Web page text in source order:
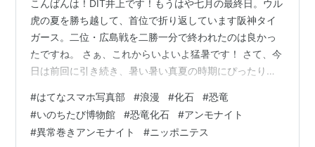
こんばんは！DIT井上です！もうはや七月の最終日。ウル
虎の夏を勝ち越して、首位で折り返しています阪神タイ
ガース。二位・広島戦を二勝一分で終われたのは良かっ
たですね。 さぁ、これからいよいよ猛暑です！ さて、今
日は前回に引き続き、暑い暑い真夏の時期にぴったり
きます！ それではどうぞ！ はてなスマホ写真部とは 今
月のお題 今月の写真 おまけ さいごに ■今日の記事
は・・・■ 全開に引き続き、いのちたび博物館で展示さ
#はてなスマホ写真部 #浪漫 #化石 #恐竜
#いのちたび博物館 #恐竜化石 #アンモナイト
#異常巻きアンモナイト #ニッポニテス